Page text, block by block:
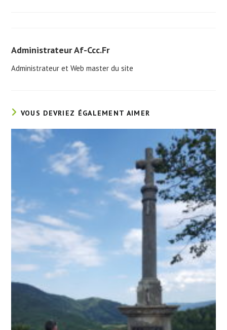
Administrateur Af-Ccc.fr
Administrateur et Web master du site
VOUS DEVRIEZ ÉGALEMENT AIMER